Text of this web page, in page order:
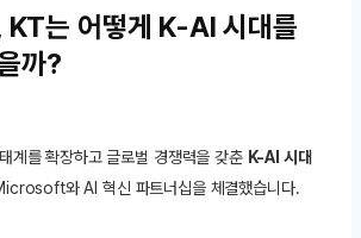
는 어떻게 K-AI 시대를
까?
계를 확장하고 글로벌 경쟁력을 갖춘 K-AI 시대
와 AI 혁신 파트너십을 체결했습니다.